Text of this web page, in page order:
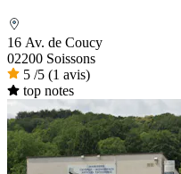
16 Av. de Coucy
02200 Soissons
5 /5 (1 avis)
top notes